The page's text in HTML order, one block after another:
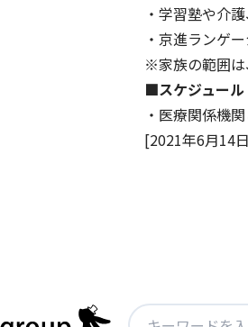
・学習塾や介
・京進ランゲ
※家族の範囲は
■スケジュール
・医療関係機
[2021年6月14
検